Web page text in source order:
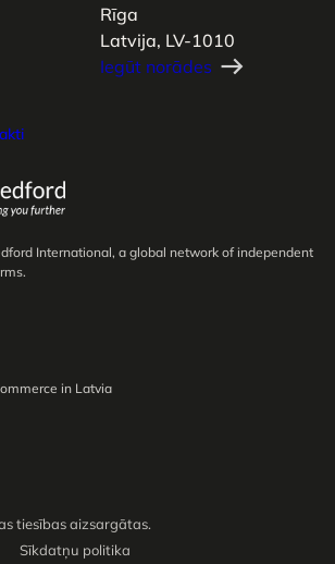
Rīga
Latvija, LV-1010
Iegūt norādes
International, a global network of independent
in Latvia
tiesības aizsargātas.
Sīkdatņu politika